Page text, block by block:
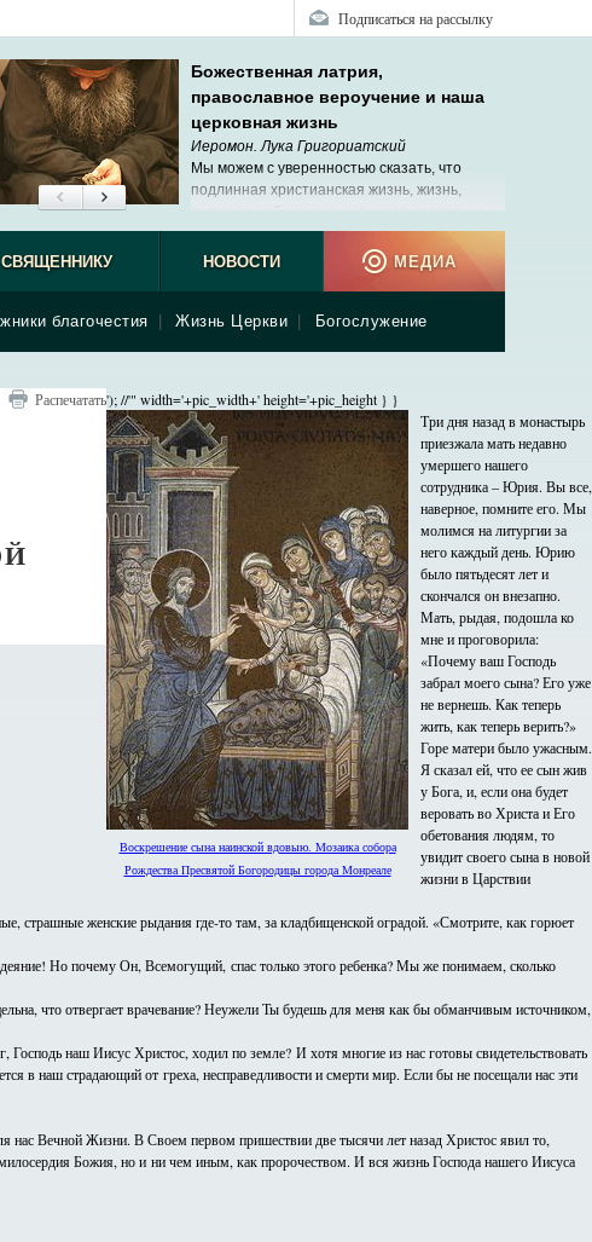
Подписаться на рассылку
Божественная латрия,
православное вероучение и наша
церковная жизнь
Иеромон. Лука Григориатский
Мы можем с уверенностью сказать, что
подлинная христианская жизнь, жизнь,
исчезли в наше время.
благочестия Жизнь Церкви Богослужение
НОВОСТИ МЕДИА
Распечатать'); //'" width='+pic_width+' height='+pic_height } }
Воскрешение сына наинской вдовыю. Мозаика собора
Рождества Пресвятой Богородицы города Монреале
Три дня назад в монастырь
приезжала мать недавно
умершего нашего
сотрудника – Юрия. Вы все,
наверное, помните его. Мы
молимся на литургии за
него каждый день. Юрию
было пятьдесят лет и
скончался он внезапно.
Мать, рыдая, подошла ко
мне и проговорила:
«Почему ваш Господь
забрал моего сына? Его уже
не вернешь. Как теперь
жить, как теперь верить?»
Горе матери было ужасным.
Я сказал ей, что ее сын жив
у Бога, и, если она будет
веровать во Христа и Его
обетования людям, то
увидит своего сына в новой
жизни в Царствии
женские рыдания где-то там, за кладбищенской оградой. «Смотрите, как горюет
Но почему Он, Всемогущий, спас только этого ребенка? Мы же понимаем, сколько
что отвергает врачевание? Неужели Ты будешь для меня как бы обманчивым источником,
наш Иисус Христос, ходил по земле? И хотя многие из нас готовы свидетельствовать
в наш страдающий от греха, несправедливости и смерти мир. Если бы не посещали нас эти
Вечной Жизни. В Своем первом пришествии две тысячи лет назад Христос явил то,
Божия, но и ни чем иным, как пророчеством. И вся жизнь Господа нашего Иисуса